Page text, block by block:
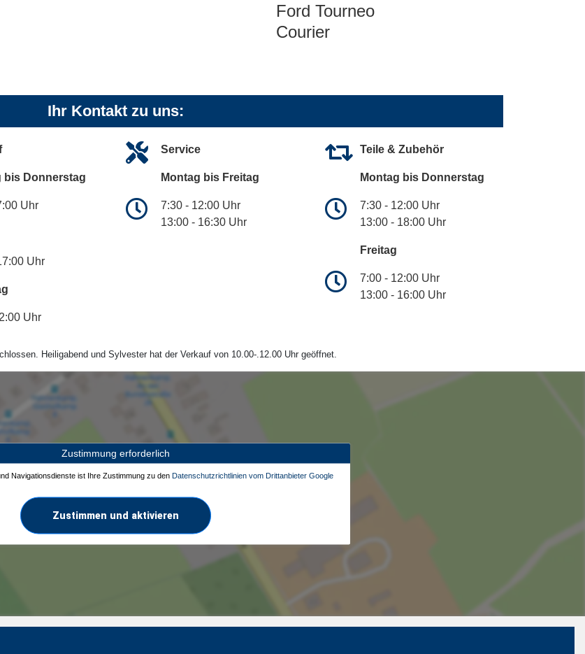
Ford Tourneo
Courier
Ihr Kontakt zu uns:
bis Donnerstag
Uhr
Uhr
Uhr
Service
Montag bis Freitag
7:30 - 12:00 Uhr
13:00 - 16:30 Uhr
Teile & Zubehör
Montag bis Donnerstag
7:30 - 12:00 Uhr
13:00 - 18:00 Uhr
Freitag
7:00 - 12:00 Uhr
13:00 - 16:00 Uhr
Heiligabend und Sylvester hat der Verkauf von 10.00-.12.00 Uhr geöffnet.
Zustimmung erforderlich
Navigationsdienste ist Ihre Zustimmung zu den Datenschutzrichtlinien vom Drittanbieter Google
Zustimmen und aktivieren